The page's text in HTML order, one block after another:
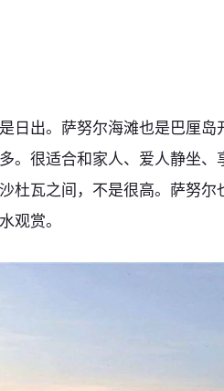
日出。萨努尔海滩也是巴厘岛
。很适合和家人、爱人静坐
杜瓦之间，不是很高。萨努尔
观赏。